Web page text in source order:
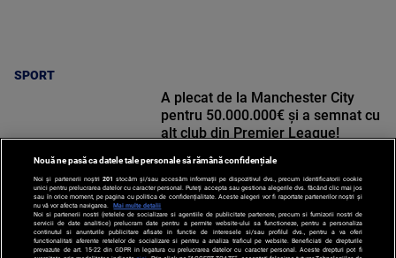
SPORT
SPORT
A plecat de la Manchester City
pentru 50.000.000€ și a semnat cu
alt club din Premier League!
Nouă ne pasă ca datele tale personale să rămână confidențiale
Noi și partenerii noștri 201 stocăm și/sau accesăm informații pe dispozitivul dvs., precum identificatorii cookie
unici pentru prelucrarea datelor cu caracter personal. Puteți accepta sau gestiona alegerile dvs. făcând clic mai jos
sau în orice moment, pe pagina cu politica de confidențialitate. Aceste alegeri vor fi raportate partenerilor noștri și
nu vă vor afecta navigarea.
Mai multe detalii
Noi si partenerii nostri (retelele de socializare si agentiile de publicitate partenere, precum si furnizorii nostri de
servicii de date analitice) prelucram date pentru a permite website-ului sa functioneze, pentru a personaliza
continutul si anunturile publicitare afisate in functie de interesele si/sau profilul dvs., pentru a va oferi
functionalitati aferente retelelor de socializare si pentru a analiza traficul pe website. Beneficiati de drepturile
prevazute de art. 15-22 din GDPR in legatura cu prelucrarea datelor cu caracter personal. Aceste drepturi pot fi